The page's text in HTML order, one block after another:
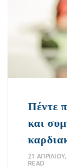
Πέντε
και
21
READ